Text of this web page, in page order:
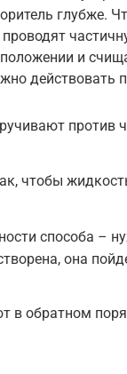
глубже.
и
действовать
против
чтобы
способа –
она
в обратном